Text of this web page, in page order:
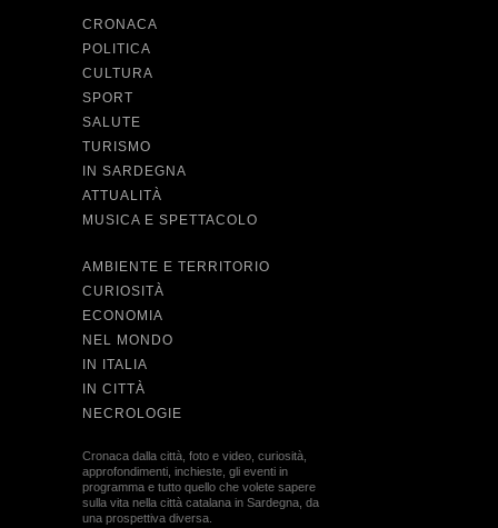
CRONACA
POLITICA
CULTURA
SPORT
SALUTE
TURISMO
IN SARDEGNA
ATTUALITÀ
MUSICA E SPETTACOLO
AMBIENTE E TERRITORIO
CURIOSITÀ
ECONOMIA
NEL MONDO
IN ITALIA
IN CITTÀ
NECROLOGIE
Cronaca dalla città, foto e video, curiosità,
approfondimenti, inchieste, gli eventi in
programma e tutto quello che volete sapere
sulla vita nella città catalana in Sardegna, da
una prospettiva diversa.